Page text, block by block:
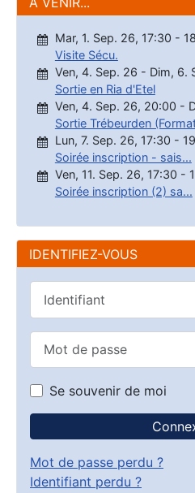
Mar, 1. Sep. 26, 17:30 -
Visite Sécu.
Ven, 4. Sep. 26 - Dim, 6.
Sortie en Ria d'Etel
Ven, 4. Sep. 26, 20:00 -
Sortie Trébeurden
Lun, 7. Sep. 26, 17:30 -
Soirée inscription - sais...
Ven, 11. Sep. 26, 17:30 -
Soirée inscription (2) sa...
IDENTIFIEZ-VOUS
Se souvenir de moi
Mot de passe perdu ?
Identifiant perdu ?